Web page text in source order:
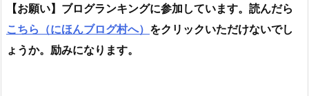
【お願い】ブログランキングに参加しています。読んだら
こちら（にほんブログ村へ） をクリックいただけないでし
ょうか。励みになります。